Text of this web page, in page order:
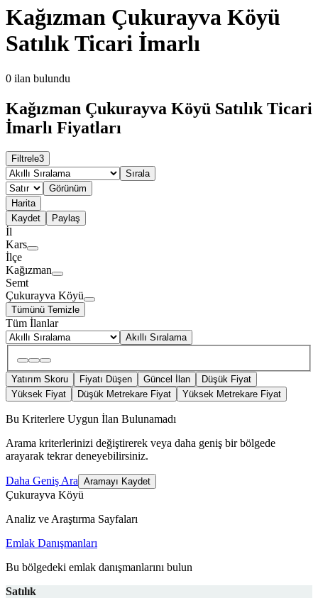
Kağızman Çukurayva Köyü
Satılık Ticari İmarlı
0 ilan bulundu
Kağızman Çukurayva Köyü Satılık Ticari
İmarlı Fiyatları
Filtrele3
Sırala
Görünüm
Harita
Kaydet
Paylaş
İl
Kars
İlçe
Kağızman
Semt
Çukurayva Köyü
Tümünü Temizle
Tüm İlanlar
Akıllı Sıralama
Yatırım Skoru Fiyatı Düşen Güncel İlan
Düşük Fiyat
Yüksek Fiyat
Düşük Metrekare Fiyat Yüksek Metrekare Fiyat
Bu Kriterlere Uygun İlan Bulunamadı
Arama kriterlerinizi değiştirerek veya daha geniş bir bölgede
arayarak tekrar deneyebilirsiniz.
Daha Geniş Ara Aramayı Kaydet
Çukurayva Köyü
Analiz ve Araştırma Sayfaları
Emlak Danışmanları
Bu bölgedeki emlak danışmanlarını bulun
Satılık